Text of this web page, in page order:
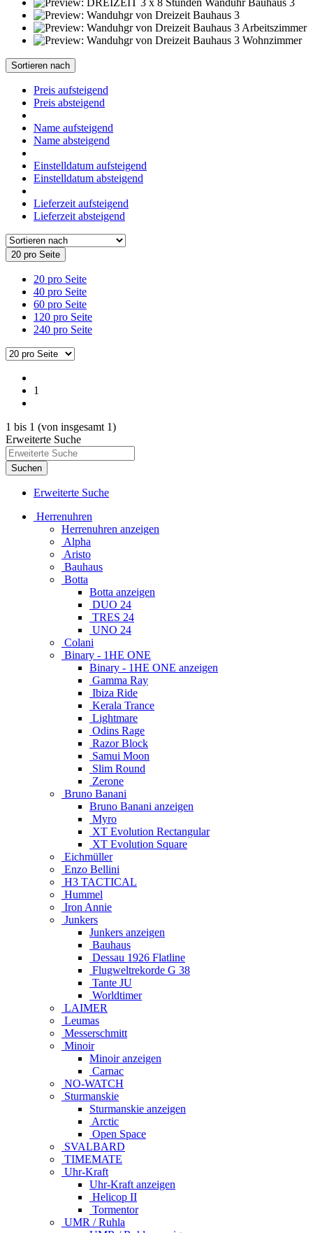
Sortieren nach
Preis aufsteigend
Preis absteigend
Name aufsteigend
Name absteigend
Einstelldatum aufsteigend
Einstelldatum absteigend
Lieferzeit aufsteigend
Lieferzeit absteigend
20 pro Seite
20 pro Seite
40 pro Seite
60 pro Seite
120 pro Seite
240 pro Seite
1
1 bis 1 (von insgesamt 1)
Erweiterte Suche
Suchen
Erweiterte Suche
Herrenuhren
Herrenuhren anzeigen
Alpha
Aristo
Bauhaus
Botta
Botta anzeigen
DUO 24
TRES 24
UNO 24
Colani
Binary - 1HE ONE
Binary - 1HE ONE anzeigen
Gamma Ray
Ibiza Ride
Kerala Trance
Lightmare
Odins Rage
Razor Block
Samui Moon
Slim Round
Zerone
Bruno Banani
Bruno Banani anzeigen
Myro
XT Evolution Rectangular
XT Evolution Square
Eichmüller
Enzo Bellini
H3 TACTICAL
Hummel
Iron Annie
Junkers
Junkers anzeigen
Bauhaus
Dessau 1926 Flatline
Flugweltrekorde G 38
Tante JU
Worldtimer
LAIMER
Leumas
Messerschmitt
Minoir
Minoir anzeigen
Carnac
NO-WATCH
Sturmanskie
Sturmanskie anzeigen
Arctic
Open Space
SVALBARD
TIMEMATE
Uhr-Kraft
Uhr-Kraft anzeigen
Helicop II
Tormentor
UMR / Ruhla